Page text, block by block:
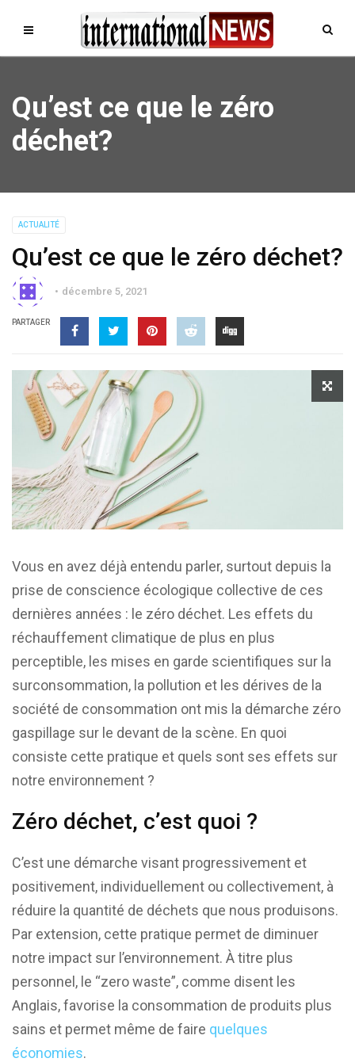
Qu’est ce que le zéro
déchet?
ACTUALITÉ
Qu’est ce que le zéro déchet?
décembre 5, 2021
PARTAGER
Vous en avez déjà entendu parler, surtout depuis la
prise de conscience écologique collective de ces
dernières années : le zéro déchet. Les effets du
réchauffement climatique de plus en plus
perceptible, les mises en garde scientifiques sur la
surconsommation, la pollution et les dérives de la
société de consommation ont mis la démarche zéro
gaspillage sur le devant de la scène. En quoi
consiste cette pratique et quels sont ses effets sur
notre environnement ?
Zéro déchet, c’est quoi ?
C’est une démarche visant progressivement et
positivement, individuellement ou collectivement, à
réduire la quantité de déchets que nous produisons.
Par extension, cette pratique permet de diminuer
notre impact sur l’environnement. À titre plus
personnel, le “zero waste”, comme disent les
Anglais, favorise la consommation de produits plus
sains et permet même de faire quelques
économies.